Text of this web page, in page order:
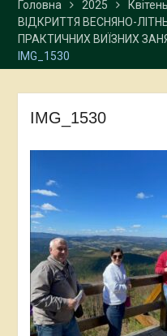
Головна 2025 Квітень
ВІДКРИТТЯ ВЕСНЯНО-
ПРАКТИЧНИХ ВИЇЗНИХ
IMG_1530
IMG_1530